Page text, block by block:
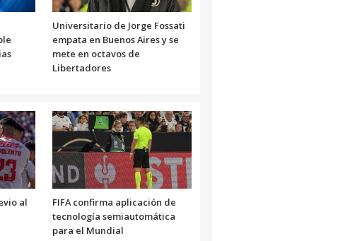
Universitario de Jorge Fossati
empata en Buenos Aires y se
mete en octavos de
Libertadores
al
FIFA confirma aplicación de
tecnología semiautomática
para el Mundial